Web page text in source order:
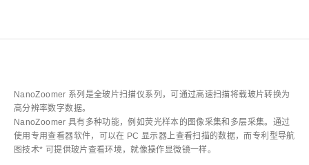
NanoZoomer 系列是全玻片扫描仪系列，可通过高速扫描将载玻片转换为
高分辨率数字数据。
NanoZoomer 具有多种功能，例如荧光样本的图像采集和多层采集。通过
使用专用查看器软件，可以在 PC 显示器上查看扫描的数据，而专利型导航
图技术* 可提供玻片查看环境，就像操作显微镜一样。